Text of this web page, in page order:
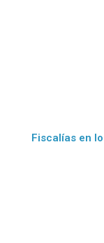
Fiscalías en